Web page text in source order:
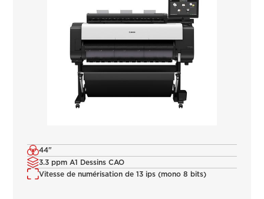
44"
3.3 ppm A1 Dessins CAO
Vitesse de numérisation de 13 ips (mono 8 bits)